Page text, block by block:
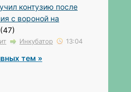
контузию после
с вороной на
(47)
Инкубатор 13:04
тем »